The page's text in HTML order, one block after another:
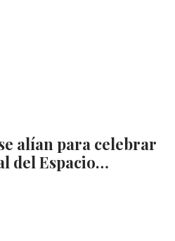
alían para celebrar
del Espacio…